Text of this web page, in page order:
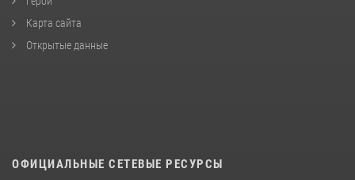
Карта сайта
Открытые данные
ОФИЦИАЛЬНЫЕ СЕТЕВЫЕ РЕСУРСЫ